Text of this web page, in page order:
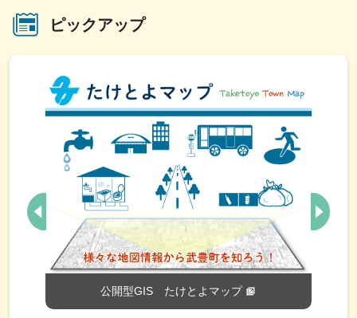
2026年8月1日
【保育士・保育補助】会計年度任用職員募集
2026年8月1日
空き家相談会を開催します
2026年7月31日
vol.3「あったら欲しい！みそたろう推し活グッズ」-みそ
たろうの新しい楽しみ方を考えよう-
2026年7月30日
ピックアップ
公開型GIS たけとよマップ